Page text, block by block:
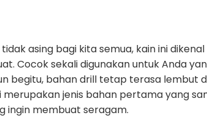
asing bagi kita semua, kain ini
Cocok sekali digunakan untuk Anda
begitu, bahan drill tetap terasa lembut
merupakan jenis bahan pertama yang
ingin membuat seragam.